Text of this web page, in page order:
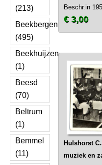
(213)
Beekbergen
(495)
Beekhuijzen
(1)
Beesd
(70)
Beltrum
(1)
Bemmel
(11)
Beschr.in
€ 3,00
Hulshorst
muziek en